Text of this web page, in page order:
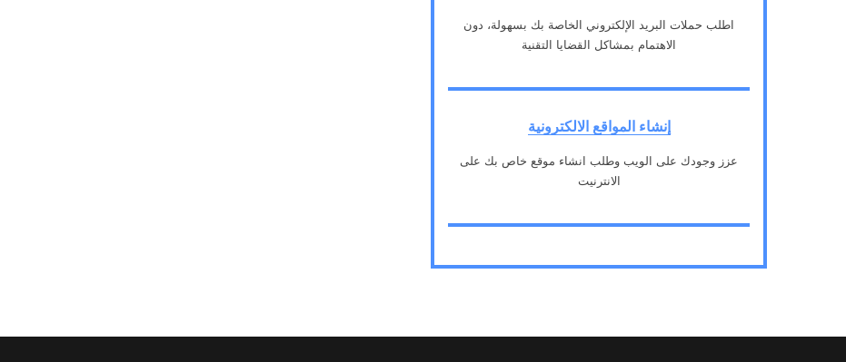
اطلب حملات البريد الإلكتروني الخاصة بك بسهولة، دون
الاهتمام بمشاكل القضايا التقنية
إنشاء المواقع الالكترونية
عزز وجودك على الويب وطلب انشاء موقع خاص بك على
الانترنيت